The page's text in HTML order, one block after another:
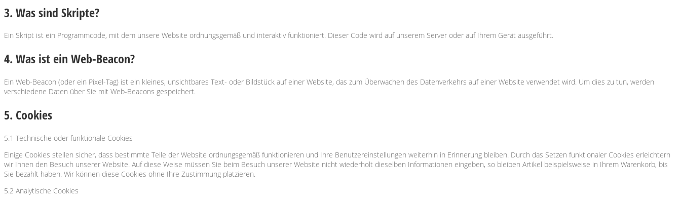
3. Was sind Skripte?
Ein Skript ist ein Programmcode, mit dem unsere Website ordnungsgemäß und interaktiv funktioniert. Dieser Code wird auf unserem Server oder auf Ihrem Gerät ausgeführt.
4. Was ist ein Web-Beacon?
Ein Web-Beacon (oder ein Pixel-Tag) ist ein kleines, unsichtbares Text- oder Bildstück auf einer Website, das zum Überwachen des Datenverkehrs auf einer Website verwendet wird. Um dies zu tun, werden
verschiedene Daten über Sie mit Web-Beacons gespeichert.
5. Cookies
5.1 Technische oder funktionale Cookies
Einige Cookies stellen sicher, dass bestimmte Teile der Website ordnungsgemäß funktionieren und Ihre Benutzereinstellungen weiterhin in Erinnerung bleiben. Durch das Setzen funktionaler Cookies erleichtern
wir Ihnen den Besuch unserer Website. Auf diese Weise müssen Sie beim Besuch unserer Website nicht wiederholt dieselben Informationen eingeben, so bleiben Artikel beispielsweise in Ihrem Warenkorb, bis
Sie bezahlt haben. Wir können diese Cookies ohne Ihre Zustimmung platzieren.
5.2 Analytische Cookies